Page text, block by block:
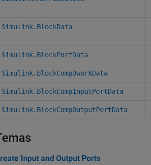
Simulink.BlockData
Simulink.BlockPortData
Simulink.BlockCompDworkData
Simulink.BlockCompInputPortData
Simulink.BlockCompOutputPortData
Input and Output Ports